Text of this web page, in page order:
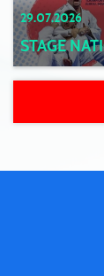
29.07.2026
STAGE